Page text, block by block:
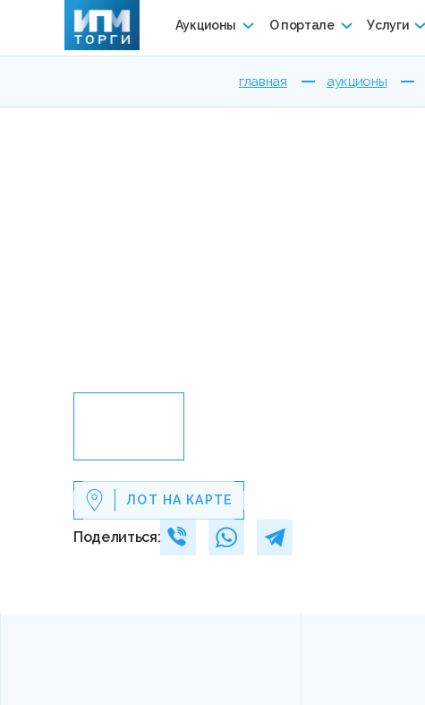
Аукционы О портале Услуги
главная аукционы
ЛОТ НА КАРТЕ
Поделиться: